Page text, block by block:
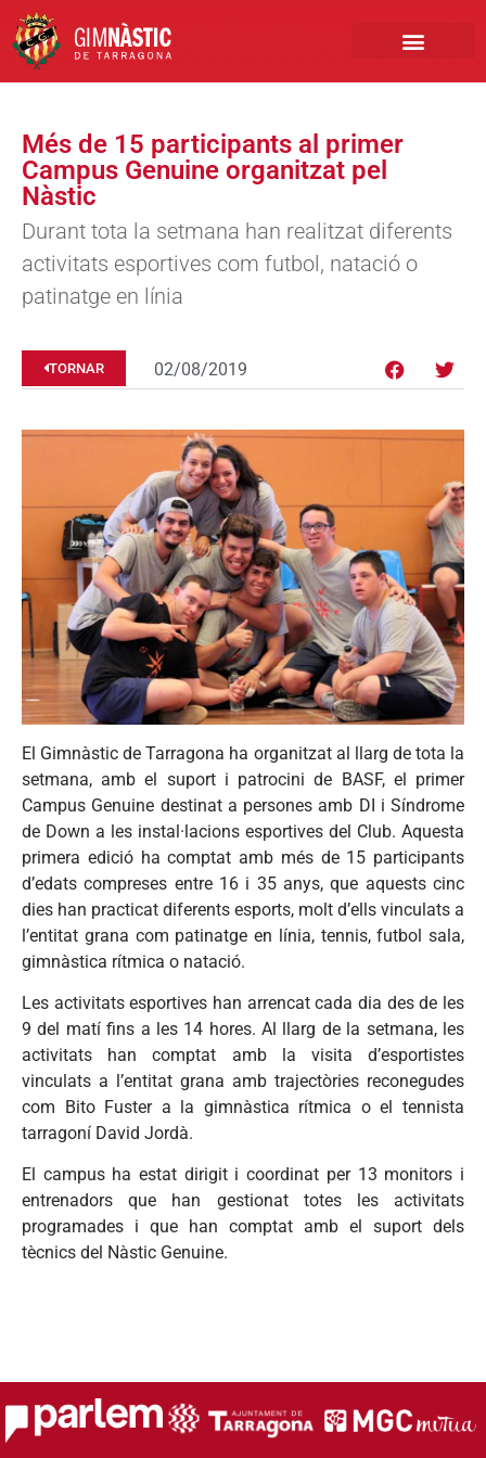
Més de 15 participants al primer
Campus Genuine organitzat pel
Nàstic
Durant tota la setmana han realitzat diferents
activitats esportives com futbol, natació o
patinatge en línia
TORNAR 02/08/2019
El Gimnàstic de Tarragona ha organitzat al llarg de tota la
setmana, amb el suport i patrocini de BASF, el primer
Campus Genuine destinat a persones amb DI i Síndrome
de Down a les instal·lacions esportives del Club. Aquesta
primera edició ha comptat amb més de 15 participants
d’edats compreses entre 16 i 35 anys, que aquests cinc
dies han practicat diferents esports, molt d’ells vinculats a
l’entitat grana com patinatge en línia, tennis, futbol sala,
gimnàstica rítmica o natació.
Les activitats esportives han arrencat cada dia des de les
9 del matí fins a les 14 hores. Al llarg de la setmana, les
activitats han comptat amb la visita d’esportistes
vinculats a l’entitat grana amb trajectòries reconegudes
com Bito Fuster a la gimnàstica rítmica o el tennista
tarragoní David Jordà.
El campus ha estat dirigit i coordinat per 13 monitors i
entrenadors que han gestionat totes les activitats
programades i que han comptat amb el suport dels
tècnics del Nàstic Genuine.